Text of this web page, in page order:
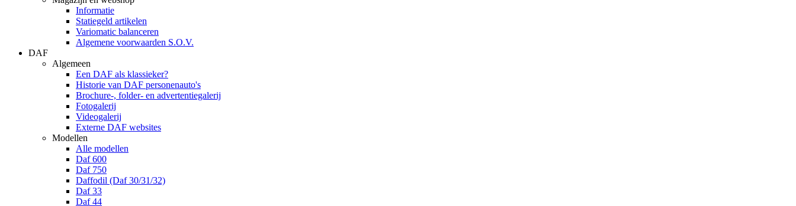
Informatie
Statiegeld artikelen
Variomatic balanceren
Algemene voorwaarden S.O.V.
DAF
Algemeen
Een DAF als klassieker?
Historie van DAF personenauto's
Brochure-, folder- en advertentiegalerij
Fotogalerij
Videogalerij
Externe DAF websites
Modellen
Alle modellen
Daf 600
Daf 750
Daffodil (Daf 30/31/32)
Daf 33
Daf 44